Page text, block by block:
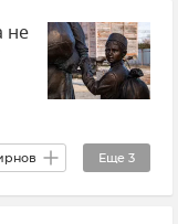
не
Еще 3